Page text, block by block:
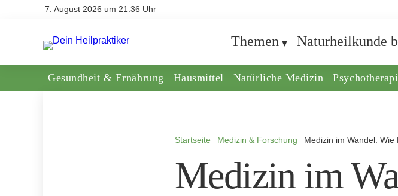
7. August 2026 um 21:36 Uhr
Themen Naturheilkunde
Gesundheit & Ernährung Hausmittel Natürliche Medizin
Startseite Medizin & Forschung Medizin im Wandel:
Medizin im